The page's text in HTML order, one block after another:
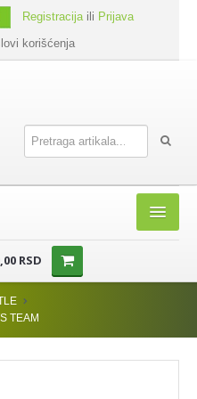
Registracijaili Prijava
korišćenja
RSD
TEAM